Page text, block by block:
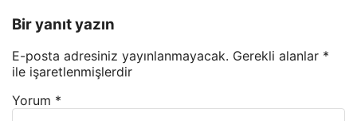
Bir yanıt yazın
E-posta adresiniz yayınlanmayacak. Gerekli alanlar *
ile işaretlenmişlerdir
Yorum *